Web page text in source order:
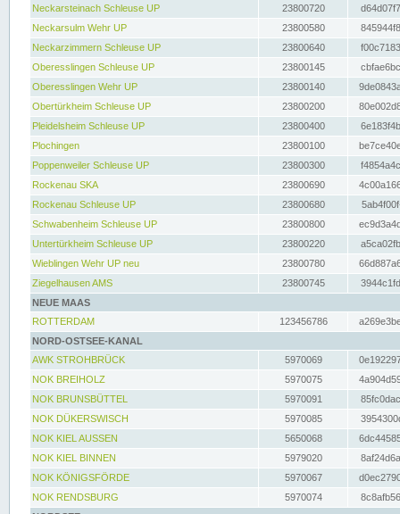
Neckarsteinach Schleuse UP
23800720
Neckarsulm Wehr UP
23800580
Neckarzimmern Schleuse UP
23800640
Oberesslingen Schleuse UP
23800145
Oberesslingen Wehr UP
23800140
Obertürkheim Schleuse UP
23800200
Pleidelsheim Schleuse UP
23800400
Plochingen
23800100
Poppenweiler Schleuse UP
23800300
Rockenau SKA
23800690
Rockenau Schleuse UP
23800680
Schwabenheim Schleuse UP
23800800
Untertürkheim Schleuse UP
23800220
Wieblingen Wehr UP neu
23800780
Ziegelhausen AMS
23800745
NEUE MAAS
ROTTERDAM
123456786
NORD-OSTSEE-KANAL
AWK STROHBRÜCK
5970069
NOK BREIHOLZ
5970075
NOK BRUNSBÜTTEL
5970091
NOK DÜKERSWISCH
5970085
NOK KIEL AUSSEN
5650068
NOK KIEL BINNEN
5979020
NOK KÖNIGSFÖRDE
5970067
NOK RENDSBURG
5970074